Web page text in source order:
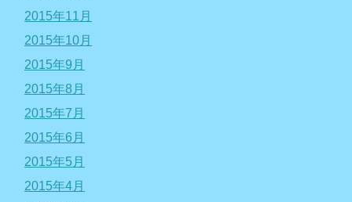
2015年11月
2015年10月
2015年9月
2015年8月
2015年7月
2015年6月
2015年5月
2015年4月